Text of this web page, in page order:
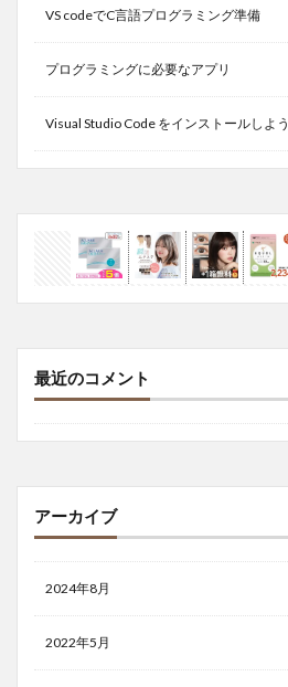
VS codeでC言語プログラミング準備
プログラミングに必要なアプリ
Visual Studio Code をインストールしよう
最近のコメント
アーカイブ
2024年8月
2022年5月